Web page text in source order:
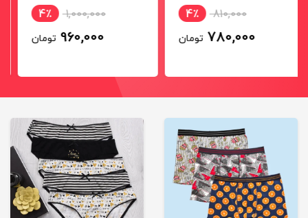
1,000,000 4٪
960,000 تومان
735,000 3٪
720,000 تومان